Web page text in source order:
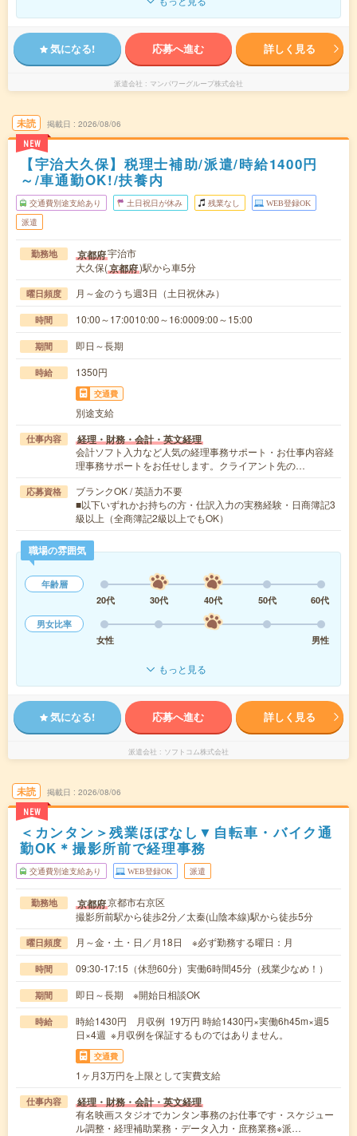
気になる! 応募へ進む 詳しく見る
派遣会社 マンパワーグループ株式会社
未読
NEW
掲載日 2026/08/06
【宇治大久保】税理士補助/派遣/時給1400円
～/車通勤OK!/扶養内
交通費別途支給あり 土日祝日が休み 残業なし WEB登録OK
派遣
勤務地 京都府宇治市
大久保(京都府)駅から車5分
曜日頻度 月～金のうち週3日（土日祝休み）
時間 10:00～17:0010:00～16:0009:00～15:00
期間 即日～長期
時給 1350円
交通費
別途支給
仕事内容 経理・財務・会計・英文経理
会計ソフト入力など人気の経理事務サポート・お仕事内容経
理事務サポートをお任せします。クライアント先の…
応募資格
ブランクOK / 英語力不要
■以下いずれかお持ちの方・仕訳入力の実務経験・日商簿記3
級以上（全商簿記2級以上でもOK）
職場の雰囲気
年齢層
20代
30代 40代 50代
60代
男女比率
女性
男性
もっと見る
気になる! 応募へ進む 詳しく見る
派遣会社 ソフトコム株式会社
未読
NEW
掲載日 2026/08/06
＜カンタン＞残業ほぼなし▼自転車・バイク通
勤OK＊撮影所前で経理事務
交通費別途支給あり WEB登録OK 派遣
勤務地 京都府京都市右京区
撮影所前駅から徒歩2分／太秦(山陰本線)駅から徒歩5分
曜日頻度 月～金・土・日／月18日 ※必ず勤務する曜日：月
時間 09:30-17:15（休憩60分）実働6時間45分（残業少なめ！）
期間 即日～長期 ※開始日相談OK
時給
時給1430円 月収例 19万円 時給1430円×実働6h45m×週5
日×4週 ※月収例を保証するものではありません。
交通費
1ヶ月3万円を上限として実費支給
仕事内容 経理・財務・会計・英文経理
有名映画スタジオでカンタン事務のお仕事です・スケジュー
ル調整・経理補助業務・データ入力・庶務業務※派…